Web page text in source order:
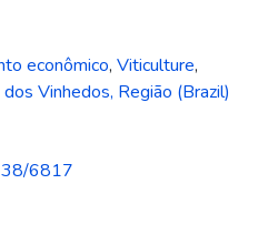
econômico, Viticulture,
Vinhedos, Região (Brazil)
6817